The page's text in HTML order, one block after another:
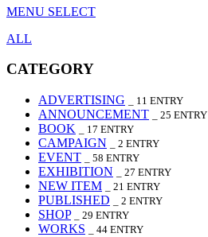
MENU SELECT
ALL
CATEGORY
ADVERTISING _ 11 ENTRY
ANNOUNCEMENT _ 25 ENTRY
BOOK _ 17 ENTRY
CAMPAIGN _ 2 ENTRY
EVENT _ 58 ENTRY
EXHIBITION _ 27 ENTRY
NEW ITEM _ 21 ENTRY
PUBLISHED _ 2 ENTRY
SHOP _ 29 ENTRY
WORKS _ 44 ENTRY